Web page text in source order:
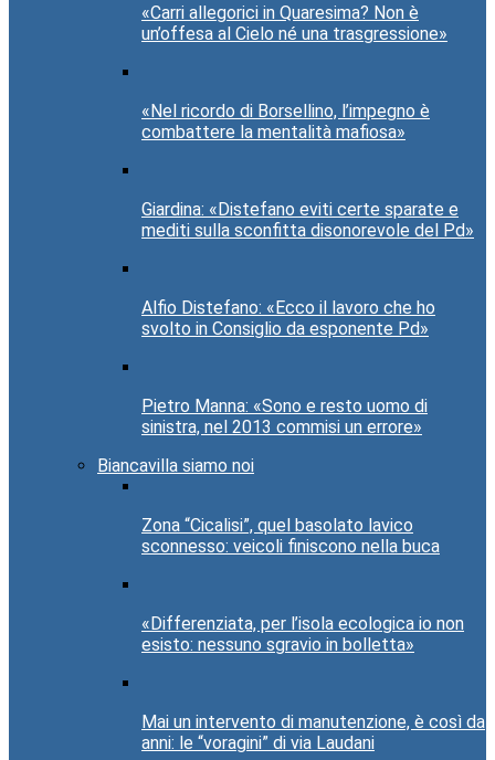
«Carri allegorici in Quaresima? Non è
un’offesa al Cielo né una trasgressione»
«Nel ricordo di Borsellino, l’impegno è
combattere la mentalità mafiosa»
Giardina: «Distefano eviti certe sparate e
mediti sulla sconfitta disonorevole del Pd»
Alfio Distefano: «Ecco il lavoro che ho
svolto in Consiglio da esponente Pd»
Pietro Manna: «Sono e resto uomo di
sinistra, nel 2013 commisi un errore»
Biancavilla siamo noi
Zona “Cicalisi”, quel basolato lavico
sconnesso: veicoli finiscono nella buca
«Differenziata, per l’isola ecologica io non
esisto: nessuno sgravio in bolletta»
Mai un intervento di manutenzione, è così da
anni: le “voragini” di via Laudani